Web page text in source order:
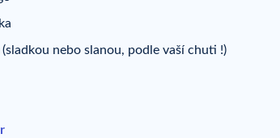
nebo slanou, podle vaší chuti !)